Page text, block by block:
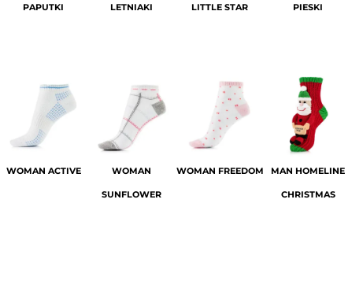
PAPUTKI LETNIAKI LITTLE STAR PIESKI
WOMAN ACTIVE WOMAN
SUNFLOWER
WOMAN FREEDOM MAN HOMELINE
CHRISTMAS